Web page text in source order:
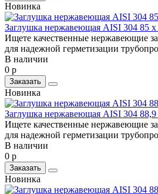
Новинка
Заглушка нержавеющая AISI 304 85 х
Ищете качественные нержавеющие
для надежной герметизации
В наличии
0 р
Заказать
Новинка
Заглушка нержавеющая AISI 304 88,9
Ищете качественные нержавеющие
для надежной герметизации
В наличии
0 р
Заказать
Новинка